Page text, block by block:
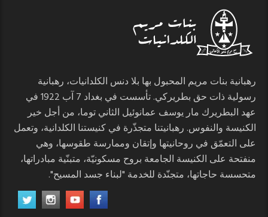
رهبانية بنات مريم المحبول بها بلا دنس الكلدانيات، رهبانية
رسولية ذات حق بطريركي. تأسست في بغداد 7 آب 1922 في
عهد البطريرك مار يوسف عمانوئيل الثاني توما، من أجل خير
الكنيسة والنفوس. رهبانيتنا متجذّرة في كنيستنا الكلدانية، وتعمل
على التعمّق في روحانيتها وإتقان وممارسة طقوسها، وهي
منفتحة على الكنيسة الجامعة بروح مسكونيّة، متبنّية مبادراتها،
متحسسة حاجاتها، متجنّدة للخدمة "لبناء جسد المسيح".